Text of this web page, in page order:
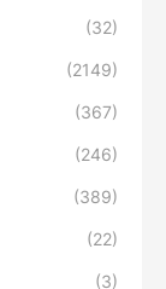
(32)
(2149)
(367)
(246)
(389)
(22)
(3)